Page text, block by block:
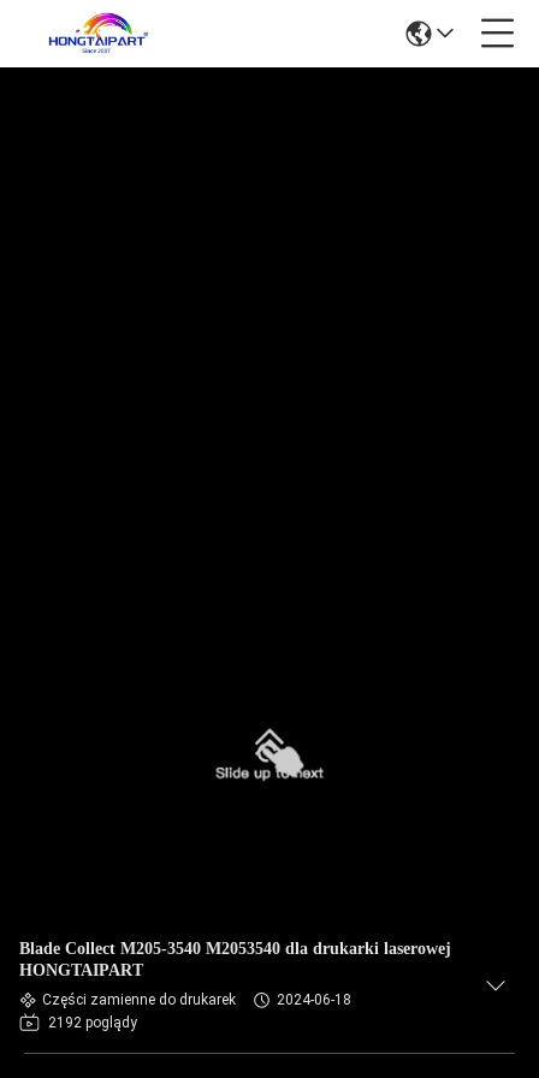
Blade Collect M205-3540 M2053540 dla drukarki laserowej
HONGTAIPART
Części zamienne do drukarek
2024-06-18
2192 poglądy